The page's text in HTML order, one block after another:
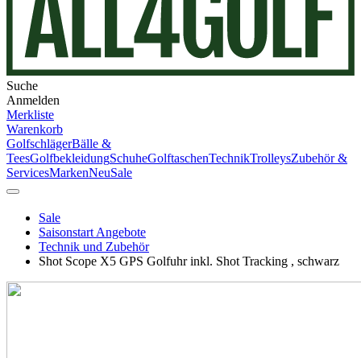
Suche
Anmelden
Merkliste
Warenkorb
GolfschlägerBälle &
TeesGolfbekleidungSchuheGolftaschenTechnikTrolleysZubehör &
ServicesMarkenNeuSale
Sale
Saisonstart Angebote
Technik und Zubehör
Shot Scope X5 GPS Golfuhr inkl. Shot Tracking , schwarz